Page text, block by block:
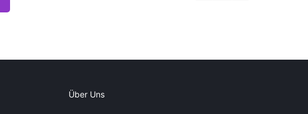
Über Uns